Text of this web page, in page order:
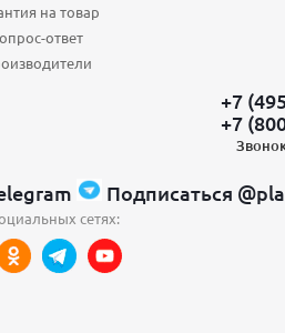
на товар
ответ
+7
+7
Подписаться
сетях: